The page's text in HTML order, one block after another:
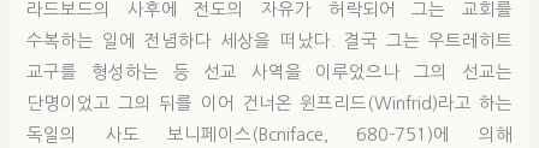
라드보드의 사후에 전도의 자유가 허락되어 그는 교회를
수복하는 일에 전념하다 세상을 떠났다. 결국 그는 우트레히트
교구를 형성하는 등 선교 사역을 이루었으나 그의 선교는
단명이었고 그의 뒤를 이어 건너온 윈프리드(Winfrid)라고 하는
독일의 사도 보니페이스(Bcniface, 680-751)에 의해